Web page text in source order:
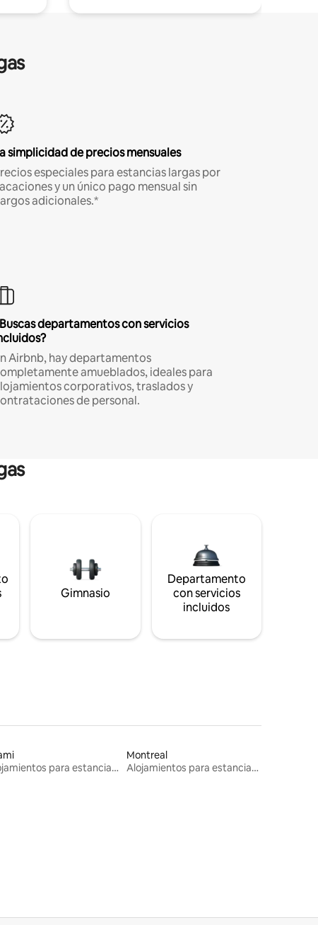
simplicidad de precios mensuales
especiales para estancias largas por
y un único pago mensual sin
adicionales.*
departamentos con servicios
Airbnb, hay departamentos
amueblados, ideales para
corporativos, traslados y
de personal.
Gimnasio
Departamento
con servicios
incluidos
Alojamientos para estancias largas
Montreal
Alojamientos para estancias largas